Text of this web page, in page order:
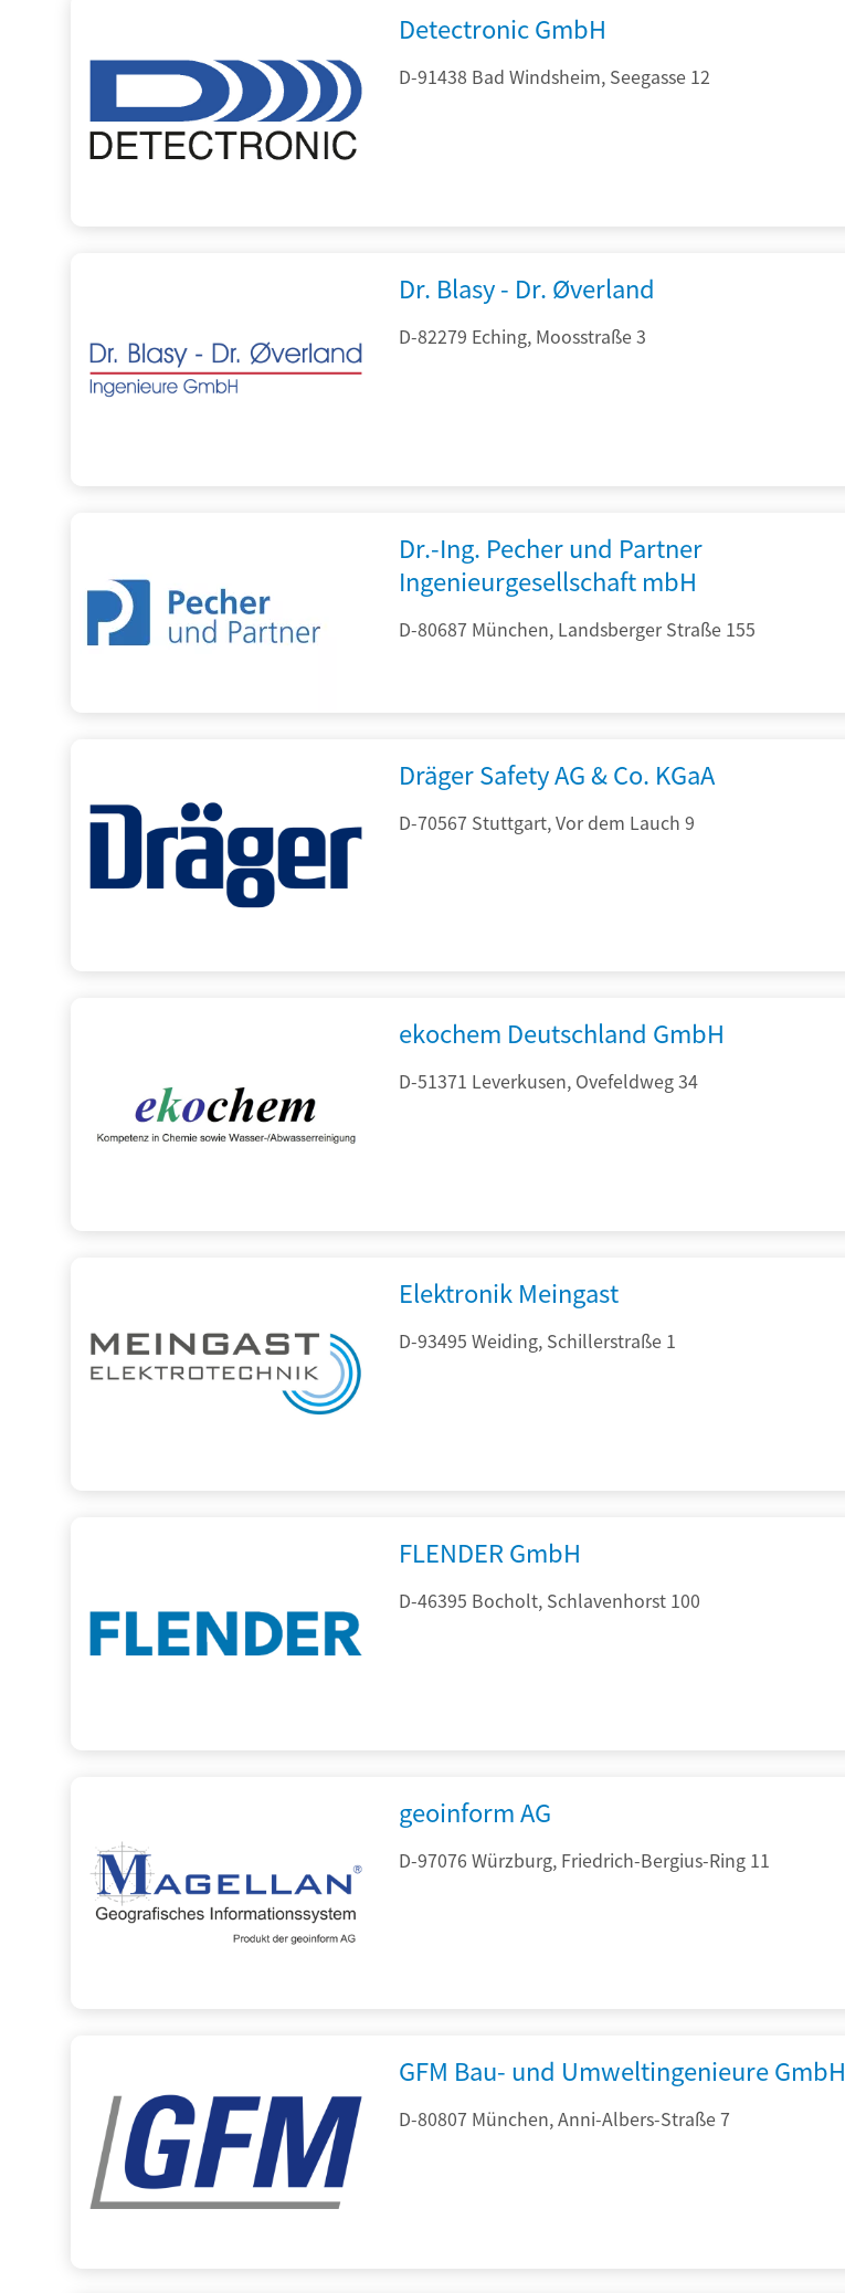
Detectronic GmbH
D-91438 Bad Windsheim, Seegasse 12
Dr. Blasy - Dr. Øverland
D-82279 Eching, Moosstraße 3
Dr.-Ing. Pecher und Partner
Ingenieurgesellschaft mbH
D-80687 München, Landsberger Straße 155
Dräger Safety AG & Co. KGaA
D-70567 Stuttgart, Vor dem Lauch 9
ekochem Deutschland GmbH
D-51371 Leverkusen, Ovefeldweg 34
Elektronik Meingast
D-93495 Weiding, Schillerstraße 1
FLENDER GmbH
D-46395 Bocholt, Schlavenhorst 100
geoinform AG
D-97076 Würzburg, Friedrich-Bergius-Ring 11
GFM Bau- und Umweltingenieure GmbH
D-80807 München, Anni-Albers-Straße 7